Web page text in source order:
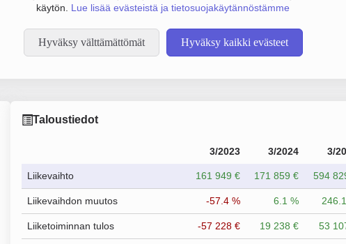
käytön. Lue lisää evästeistä ja tietosuojakäytännöstämme
Hyväksy välttämättömät Hyväksy kaikki evästeet
Taloustiedot
3/2023 3/2024 3/
Liikevaihto 161 949 € 171 859 € 594
Liikevaihdon muutos -57.4 % 6.1 %
Liiketoiminnan tulos -57 228 € 19 238 € 53